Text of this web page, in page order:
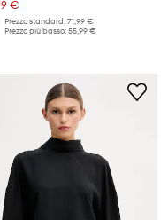
€
Prezzo standard:71,99 €
Prezzo più basso:55,99 €